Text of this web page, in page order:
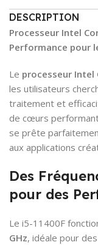
DESCRIPTION
Processeur Intel
Performance pour
Le processeur Intel
les utilisateurs
traitement et
de cœurs
se prête
aux applications
Des
pour des
Le i5-11400F
GHz, idéale pour